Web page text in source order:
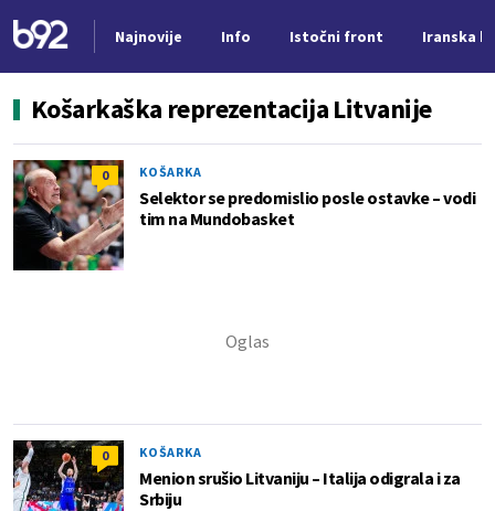
Najnovije Info Istočni front Iranska
Košarkaška reprezentacija Litvanije
0 KOŠARKA
Selektor se predomislio posle ostavke – vodi
tim na Mundobasket
0 KOŠARKA
Menion srušio Litvaniju – Italija odigrala i za
Srbiju